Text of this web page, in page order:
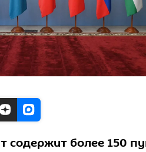
более 150